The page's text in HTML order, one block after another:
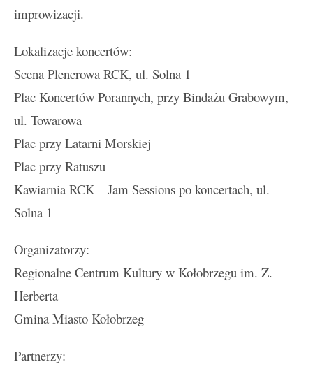
improwizacji.
Lokalizacje koncertów:
Scena Plenerowa RCK, ul. Solna 1
Plac Koncertów Porannych, przy Bindażu Grabowym,
ul. Towarowa
Plac przy Latarni Morskiej
Plac przy Ratuszu
Kawiarnia RCK – Jam Sessions po koncertach, ul.
Solna 1
Organizatorzy:
Regionalne Centrum Kultury w Kołobrzegu im. Z.
Herberta
Gmina Miasto Kołobrzeg
Partnerzy: